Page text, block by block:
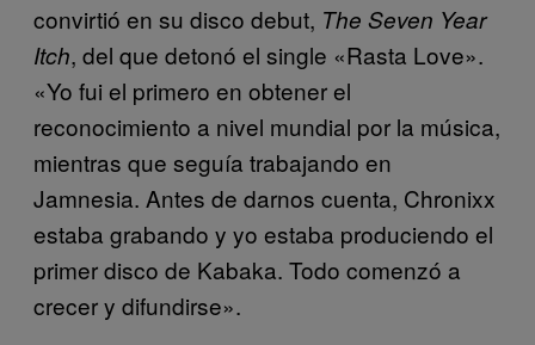
convirtió en su disco debut, The Seven Year
Itch, del que detonó el single «Rasta Love».
«Yo fui el primero en obtener el
reconocimiento a nivel mundial por la música,
mientras que seguía trabajando en
Jamnesia. Antes de darnos cuenta, Chronixx
estaba grabando y yo estaba produciendo el
primer disco de Kabaka. Todo comenzó a
crecer y difundirse».